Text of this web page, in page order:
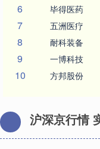
6 毕得医药
7 五洲医疗
8 耐科装备
9 一博科技
10 方邦股份
沪深京行情